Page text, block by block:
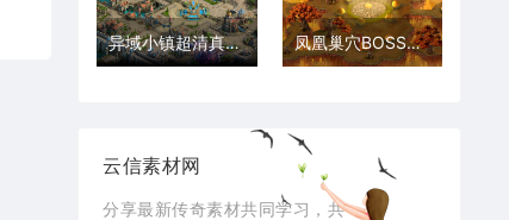
异域小镇超清真彩地砖传奇地图素材+工具202511192 凤凰巢穴BOSS专属高清地图+工具202511163
云信素材网
分享最新传奇素材共同学习，共